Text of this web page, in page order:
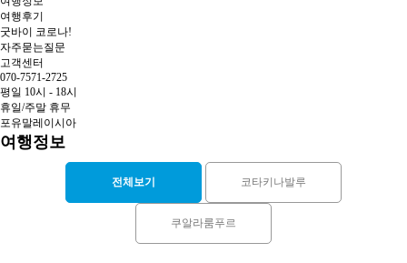
여행후기
굿바이 코로나!
자주묻는질문
고객센터
070-7571-2725
평일 10시 - 18시
휴일/주말 휴무
포유말레이시아
여행정보
전체보기 코타키나발루
쿠알라룸푸르